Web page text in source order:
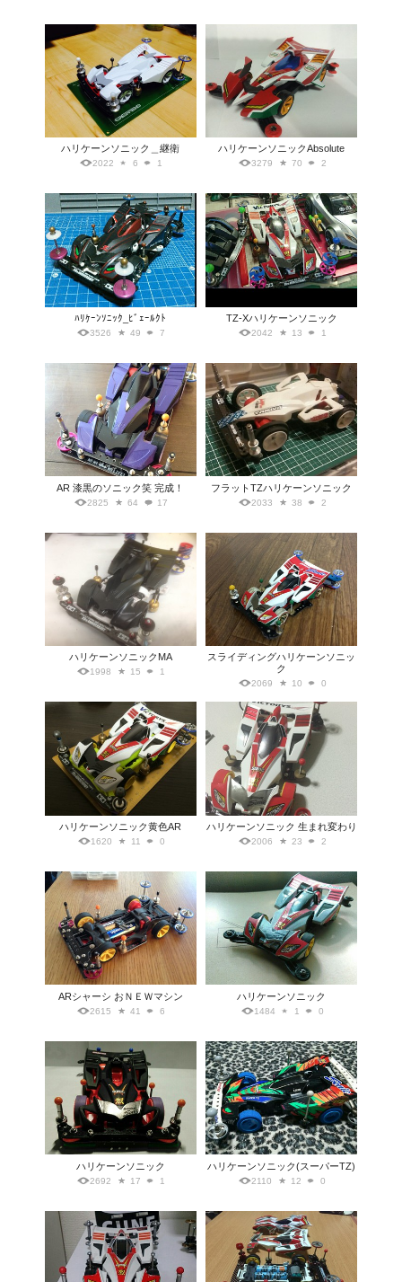
ハリケーンソニック＿継衛
2022 6 1
ハリケーンソニックAbsolute
3279 70 2
ﾊﾘｹｰﾝｿﾆｯｸ_ﾋﾞｪｰﾙｸﾄ
3526 49 7
TZ-Xハリケーンソニック
2042 13 1
AR 漆黒のソニック笑 完成！
2825 64 17
フラットTZハリケーンソニック
2033 38 2
ハリケーンソニックMA
1998 15 1
スライディングハリケーンソニッ
ク
2069 10 0
ハリケーンソニック黄色AR
1620 11 0
ハリケーンソニック 生まれ変わり
2006 23 2
ARシャーシ おＮＥＷマシン
2615 41 6
ハリケーンソニック
1484 1 0
ハリケーンソニック
2692 17 1
ハリケーンソニック(スーパーTZ)
2110 12 0